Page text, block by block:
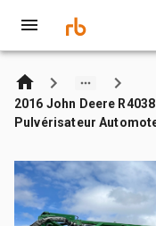
2016 John Deere
Pulvérisateur